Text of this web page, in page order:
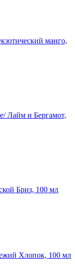
манго,
Лайм и Бергамот,
Бриз, 100 мл
Хлопок, 100 мл